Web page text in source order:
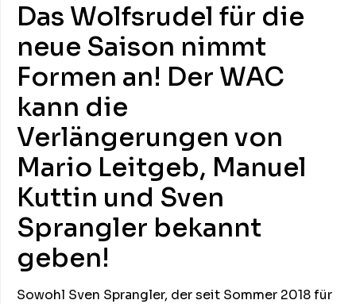
Das Wolfsrudel für die
neue Saison nimmt
Formen an! Der WAC
kann die
Verlängerungen von
Mario Leitgeb, Manuel
Kuttin und Sven
Sprangler bekannt
geben!
Sowohl Sven Sprangler, der seit Sommer 2018 für